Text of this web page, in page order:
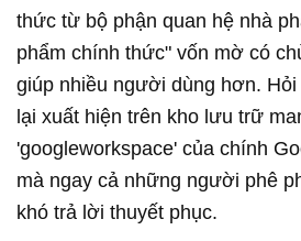
thức từ bộ phận quan hệ nhà
phẩm chính thức" vốn mờ có
giúp nhiều người dùng hơn.
lại xuất hiện trên kho lưu trữ
'googleworkspace' của chính
mà ngay cả những người phê
khó trả lời thuyết phục.